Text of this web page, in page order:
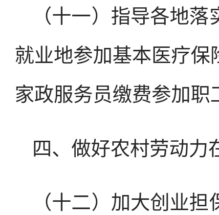
（十一）指导各地
就业地参加基本医疗
家政服务员缴费参加职
四、做好农村劳动力
（十二）加大创业